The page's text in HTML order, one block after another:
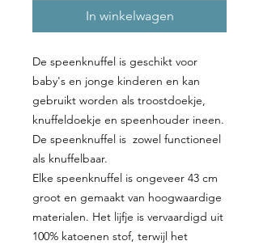
In winkelwagen
De speenknuffel is geschikt voor
baby's en jonge kinderen en kan
gebruikt worden als troostdoekje,
knuffeldoekje en speenhouder ineen.
De speenknuffel is zowel functioneel
als knuffelbaar.
Elke speenknuffel is ongeveer 43 cm
groot en gemaakt van hoogwaardige
materialen. Het lijfje is vervaardigd uit
100% katoenen stof, terwijl het